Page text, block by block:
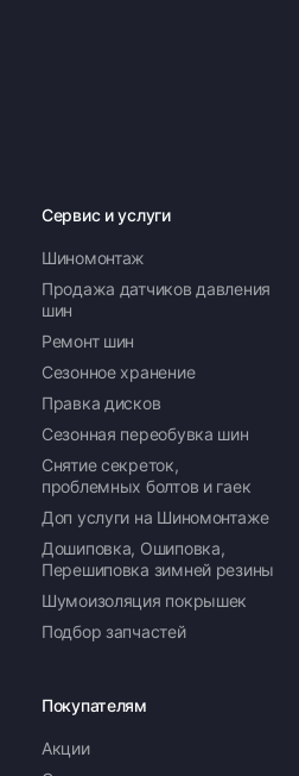
Сервис и услуги
Шиномонтаж
Продажа датчиков давления
шин
Ремонт шин
Сезонное хранение
Правка дисков
Сезонная переобувка шин
Снятие секреток,
проблемных болтов и гаек
Доп услуги на Шиномонтаже
Дошиповка, Ошиповка,
Перешиповка зимней резины
Шумоизоляция покрышек
Подбор запчастей
Покупателям
Акции